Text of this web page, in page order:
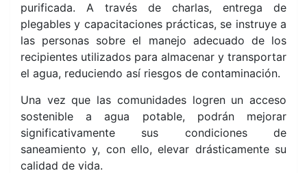
purificada. A través de charlas, entrega de
plegables y capacitaciones prácticas, se instruye a
las personas sobre el manejo adecuado de los
recipientes utilizados para almacenar y transportar
el agua, reduciendo así riesgos de contaminación.
Una vez que las comunidades logren un acceso
sostenible a agua potable, podrán mejorar
significativamente sus condiciones de
saneamiento y, con ello, elevar drásticamente su
calidad de vida.